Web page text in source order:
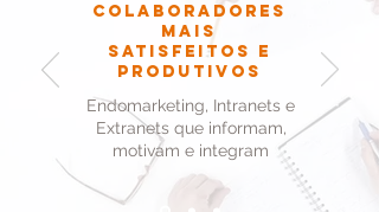
Colaboradores
mais
satisfeitos e
produtivos
Endomarketing, Intranets e
Extranets que informam,
motivam e integram